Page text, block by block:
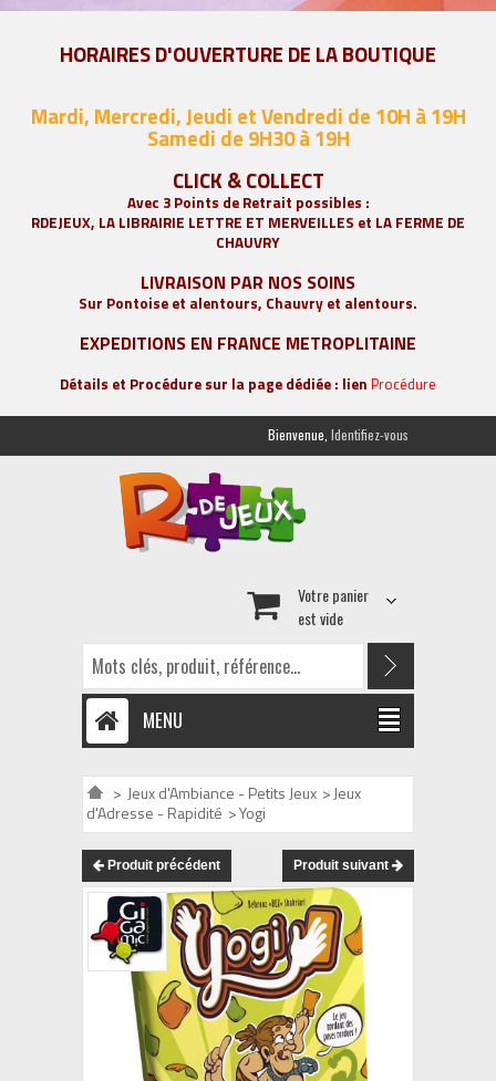
HORAIRES D'OUVERTURE DE LA BOUTIQUE
Mardi, Mercredi, Jeudi et Vendredi de 10H à 19H
Samedi de 9H30 à 19H
CLICK & COLLECT
Avec 3 Points de Retrait possibles :
RDEJEUX, LA LIBRAIRIE LETTRE ET MERVEILLES et LA FERME DE
CHAUVRY
LIVRAISON PAR NOS SOINS
Sur Pontoise et alentours, Chauvry et alentours.
EXPEDITIONS EN FRANCE METROPLITAINE
Détails et Procédure sur la page dédiée : lien Procédure
Bienvenue, Identifiez-vous
Votre panier
est vide
MENU
> Jeux d'Ambiance - Petits Jeux >Jeux
d'Adresse - Rapidité >Yogi
Produit précédent Produit suivant